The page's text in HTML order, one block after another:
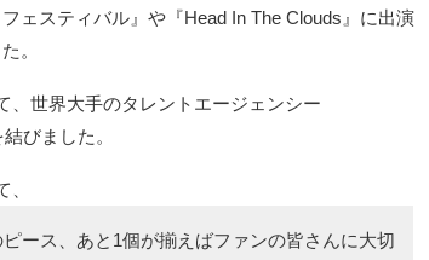
ェスティバル』や『Head In The Clouds』に出演
。
、世界大手のタレントエージェンシー
びました。
ース、あと1個が揃えばファンの皆さんに大切